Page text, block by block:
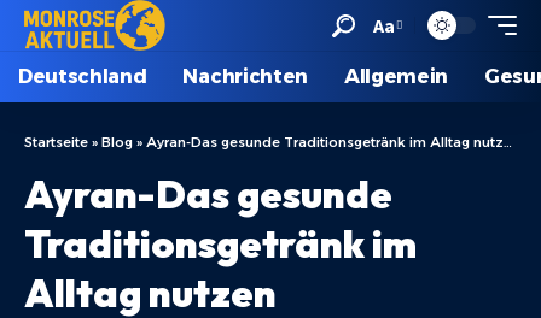
Aa
Deutschland Nachrichten Allgemein
Startseite » Blog » Ayran-Das gesunde Traditionsgetränk im Alltag nutzen
Ayran-Das gesunde
Traditionsgetränk im
Alltag nutzen